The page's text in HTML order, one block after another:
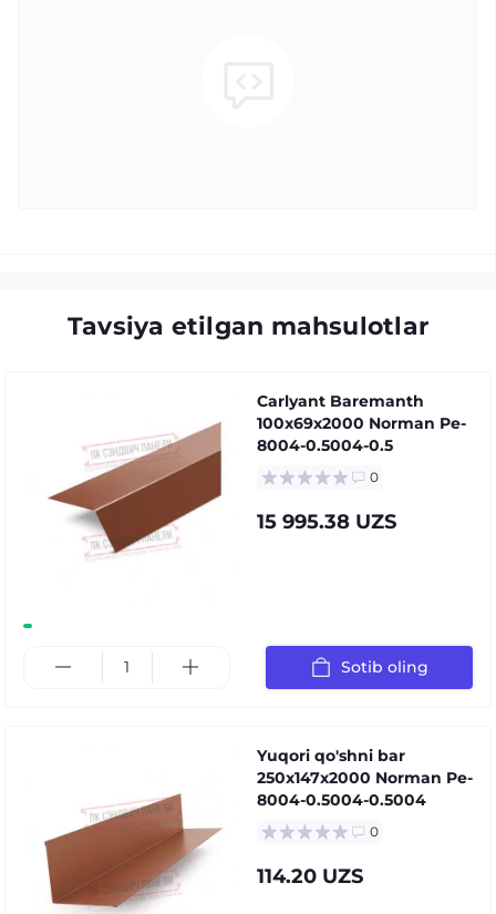
Tavsiya etilgan mahsulotlar
Carlyant Baremanth
100x69x2000 Norman Pe-
8004-0.5004-0.5
0
15 995.38 UZS
Sotib oling
Yuqori qo'shni bar
250x147x2000 Norman Pe-
8004-0.5004-0.5004
0
114.20 UZS